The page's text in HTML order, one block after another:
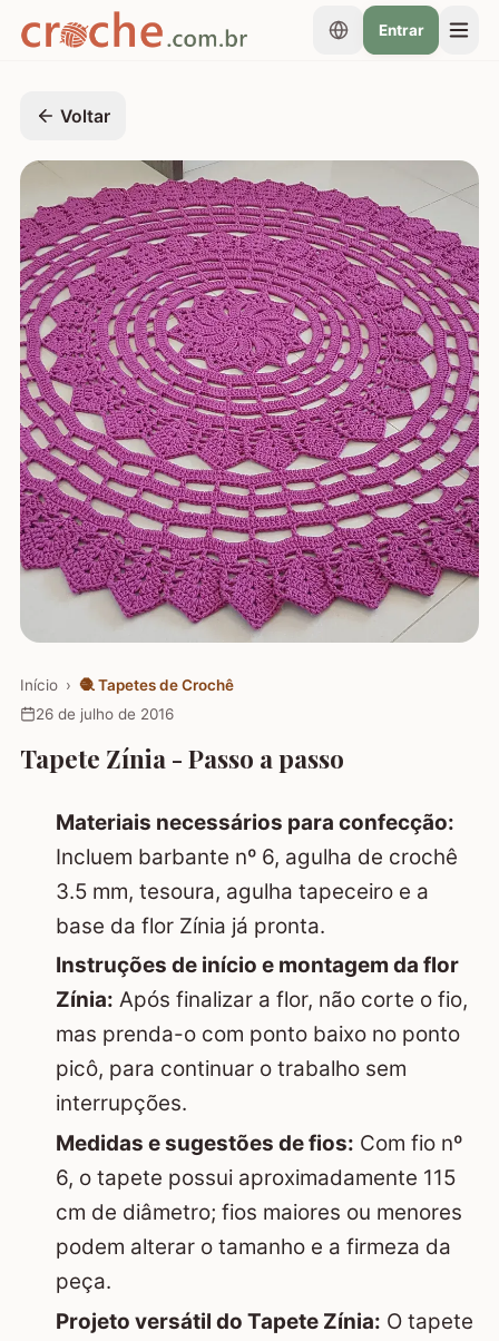
Entrar
Voltar
Início › 🧶 Tapetes de Crochê
26 de julho de 2016
Tapete Zínia - Passo a passo
Materiais necessários para confecção:
Incluem barbante nº 6, agulha de crochê
3.5 mm, tesoura, agulha tapeceiro e a
base da flor Zínia já pronta.
Instruções de início e montagem da flor
Zínia: Após finalizar a flor, não corte o fio,
mas prenda-o com ponto baixo no ponto
picô, para continuar o trabalho sem
interrupções.
Medidas e sugestões de fios: Com fio nº
6, o tapete possui aproximadamente 115
cm de diâmetro; fios maiores ou menores
podem alterar o tamanho e a firmeza da
peça.
Projeto versátil do Tapete Zínia: O tapete